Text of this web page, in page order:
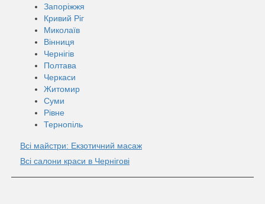
Запоріжжя
Кривий Ріг
Миколаїв
Вінниця
Чернігів
Полтава
Черкаси
Житомир
Суми
Рівне
Тернопіль
Всі майстри: Екзотичний масаж
Всі салони краси в Чернігові